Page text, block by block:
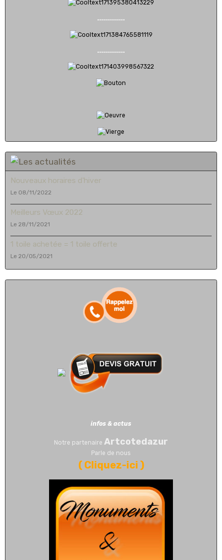
..............
..............
Nouveaux horaires d'hiver
Le 08/11/2022
Meilleurs Vœux 2022
Le 28/11/2021
1 toile achetée = 1 toile offerte
Le 20/05/2021
infos & actus
Notre partenaire Artcotedazur
Parle de nous
( Cliquez-ici )